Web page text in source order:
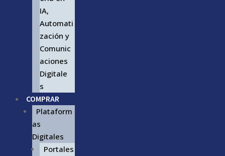
IA,
Automati
zación y
Comunic
aciones
Digitale
s
COMPRAR
Plataform
as
Digitales
Portales